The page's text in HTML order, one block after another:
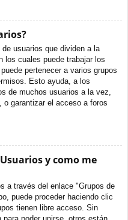
usuarios que dividen a la
los cuales puede trabajar los
pertenecer a varios grupos
Esto ayuda, a los
de muchos usuarios a la vez,
o garantizar el acceso a foros
y como me
a través del enlace "Grupos de
puede proceder haciendo clic
tienen libre acceso. Sin